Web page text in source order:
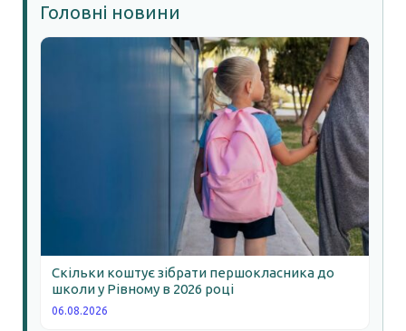
Головні новини
Скільки коштує зібрати першокласника до
школи у Рівному в 2026 році
06.08.2026